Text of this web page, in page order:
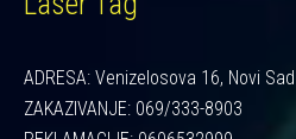
ADRESA: Venizelosova 16, Novi Sad
ZAKAZIVANJE: 069/333-8903